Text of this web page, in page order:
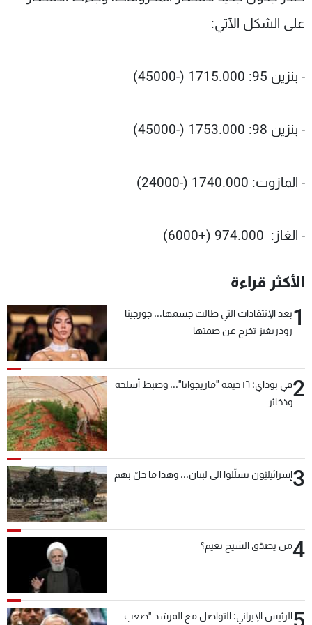
على الشكل الآتي:
- بنزين 95: 1715.000 (-45000)
- بنزين 98: 1753.000 (-45000)
- المازوت: 1740.000 (-24000)
- الغاز: 974.000 (+6000)
الأكثر قراءة
1بعد الإنتقادات التي طالت جسمها... جورجينا
رودريغيز تخرج عن صمتها
2
في بوداي: ١٦ خيمة "ماريجوانا"... وضبط أسلحة
وذخائر
3إسرائيليّون تسلّلوا الى لبنان... وهذا ما حلّ بهم
4من يصدّق الشيخ نعيم؟
الرئيس الإيراني: التواصل مع المرشد "صعب
شاهد البرامج
الترددات
عن MTV
وظائف
سياسة الخصوصية